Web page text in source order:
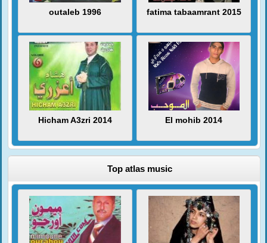
outaleb 1996 fatima tabaamrant 2015
Hicham A3zri 2014 El mohib 2014
Top atlas music